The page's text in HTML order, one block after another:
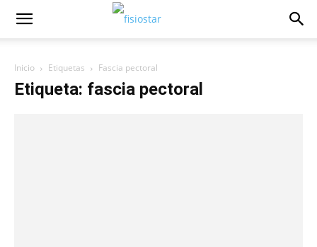
Inicio Etiquetas Fascia pectoral
Etiqueta: fascia pectoral